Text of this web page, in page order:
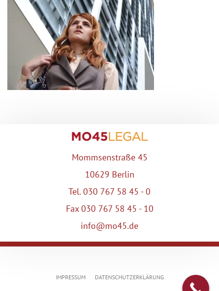
Mommsenstraße 45
10629 Berlin
Tel. 030 767 58 45 - 0
Fax 030 767 58 45 - 10
info@mo45.de
IMPRESSUM DATENSCHUTZERKLÄRUNG